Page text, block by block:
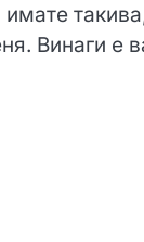
Винаги е